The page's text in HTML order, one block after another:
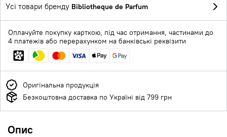
Усі товари бренду Bibliotheque de Parfum
Оплачуйте покупку карткою, під час отримання, частинами до
4 платежів або перерахунком на банківські реквізити
Оригінальна продукція
Безкоштовна доставка по Україні від 799 грн
Опис